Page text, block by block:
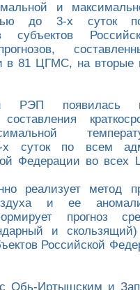
и
до 3-х суток
субъектов
в 81 ЦГМС, на вторые
РЭП появилась
х суток по всем
Федерации во
реализует метод
и ее
прогноз
и
Российской
Обь-Иртышским и